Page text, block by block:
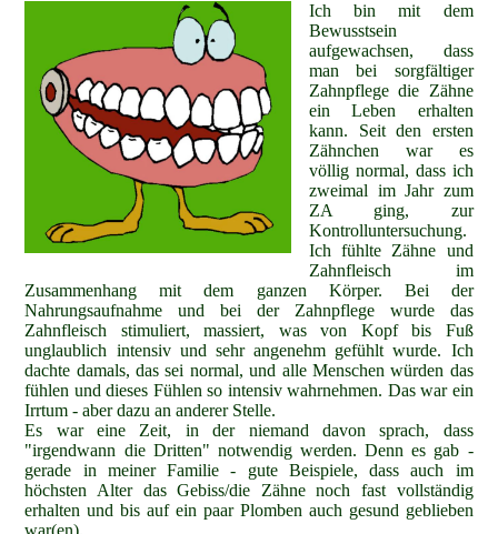
Ich bin mit dem
Bewusstsein
aufgewachsen, dass
man bei sorgfältiger
Zahnpflege die Zähne
ein Leben erhalten
kann. Seit den ersten
Zähnchen war es
völlig normal, dass ich
zweimal im Jahr zum
ZA ging, zur
Kontrolluntersuchung.
Ich fühlte Zähne und
Zahnfleisch im
Zusammenhang mit dem ganzen Körper. Bei der
Nahrungsaufnahme und bei der Zahnpflege wurde das
Zahnfleisch stimuliert, massiert, was von Kopf bis Fuß
unglaublich intensiv und sehr angenehm gefühlt wurde. Ich
dachte damals, das sei normal, und alle Menschen würden das
fühlen und dieses Fühlen so intensiv wahrnehmen. Das war ein
Irrtum - aber dazu an anderer Stelle.
Es war eine Zeit, in der niemand davon sprach, dass
"irgendwann die Dritten" notwendig werden. Denn es gab -
gerade in meiner Familie - gute Beispiele, dass auch im
höchsten Alter das Gebiss/die Zähne noch fast vollständig
erhalten und bis auf ein paar Plomben auch gesund geblieben